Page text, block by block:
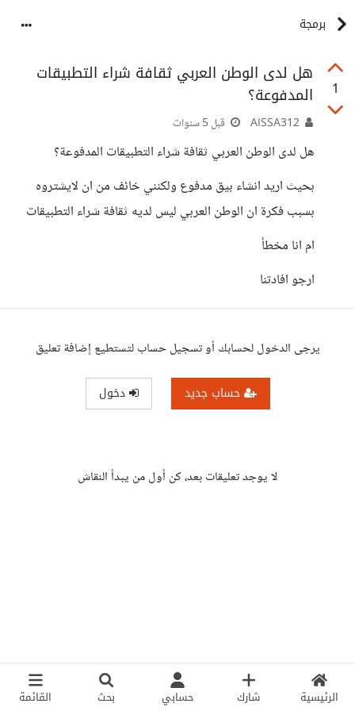
الرئيسية شارك حسابي بحث القائمة
برمجة
1
هل لدى الوطن العربي ثقافة شراء التطبيقات
المدفوعة؟
قبل 5 سنوات
هل لدى الوطن العربي ثقافة شراء التطبيقات المدفوعة؟
بحيث اريد انشاء بيق مدفوع ولكنني خائف من ان لايشتروه
بسبب فكرة ان الوطن العربي ليس لديه ثقافة شراء التطبيقات
ام انا مخطأ
ارجو افادتنا
يرجى الدخول لحسابك أو تسجيل حساب لتستطيع إضافة تعليق
حساب جديد دخول
لا يوجد تعليقات بعد، كن أول من يبدأ النقاش